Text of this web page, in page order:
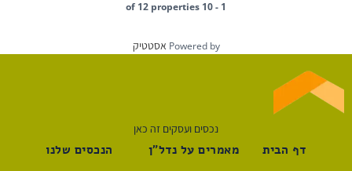
Powered byאסטטיק
נכסים ועסקים זה כאן
דף הבית מאמרים על נדל"ן הנכסים שלנו